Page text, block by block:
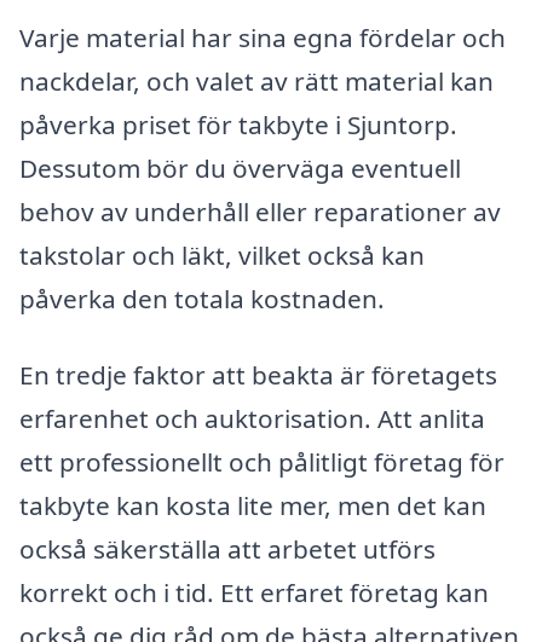
Varje material har sina egna fördelar och
nackdelar, och valet av rätt material kan
påverka priset för takbyte i Sjuntorp.
Dessutom bör du överväga eventuell
behov av underhåll eller reparationer av
takstolar och läkt, vilket också kan
påverka den totala kostnaden.
En tredje faktor att beakta är företagets
erfarenhet och auktorisation. Att anlita
ett professionellt och pålitligt företag för
takbyte kan kosta lite mer, men det kan
också säkerställa att arbetet utförs
korrekt och i tid. Ett erfaret företag kan